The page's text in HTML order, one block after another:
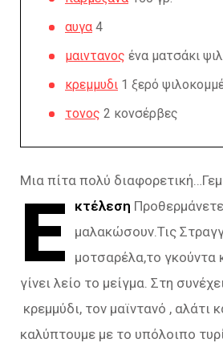
αυγα 4
μαιντανος ένα ματσάκι
κρεμμυδι 1 ξερό
τονος 2 κονσέρβες
Μια πίτα πολύ
Ε κτέλεση
μαλακώσουν.Τις
μοτσαρέλα,το γκούντα
γίνει λείο το μείγμα. Στη
κρεμμύδι, τον μαϊντανό ,
καλύπτουμε με το υπόλοιπο